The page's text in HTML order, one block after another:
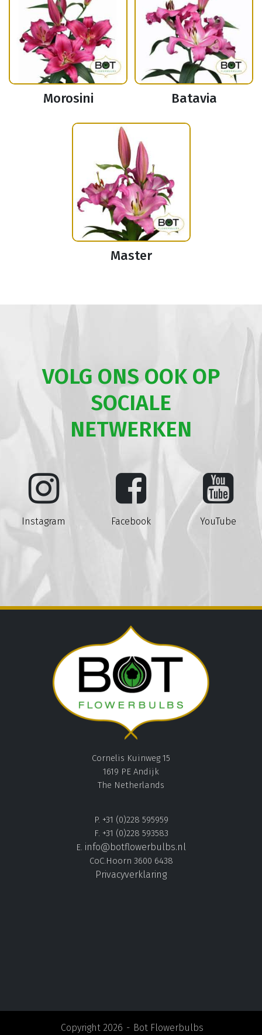
Morosini Batavia
Master
VOLG ONS OOK OP
SOCIALE
NETWERKEN
Instagram Facebook YouTube
Cornelis Kuinweg 15
1619 PE Andijk
The Netherlands
P. +31 (0)228 595959
F. +31 (0)228 593583
E. info@botflowerbulbs.nl
CoC.Hoorn 3600 6438
Privacyverklaring
Copyright 2026 Bot Flowerbulbs